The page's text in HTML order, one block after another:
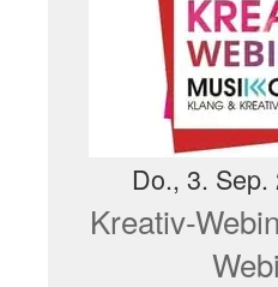
Do., 3.
Kreativ-